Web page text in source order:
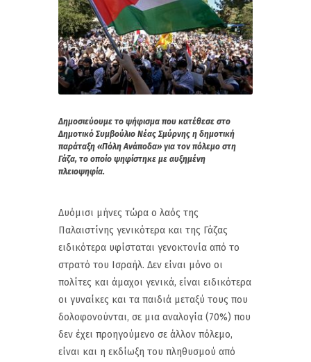
Δημοσιεύουμε το ψήφισμα που κατέθεσε στο
Δημοτικό Συμβούλιο Νέας Σμύρνης η δημοτική
παράταξη «Πόλη Ανάποδα» για τον πόλεμο στη
Γάζα, το οποίο ψηφίστηκε με αυξημένη
πλειοψηφία.
Δυόμισι μήνες τώρα ο λαός της
Παλαιστίνης γενικότερα και της Γάζας
ειδικότερα υφίσταται γενοκτονία από το
στρατό του Ισραήλ. Δεν είναι μόνο οι
πολίτες και άμαχοι γενικά, είναι ειδικότερα
οι γυναίκες και τα παιδιά μεταξύ τους που
δολοφονούνται, σε μια αναλογία (70%) που
δεν έχει προηγούμενο σε άλλον πόλεμο,
είναι και η εκδίωξη του πληθυσμού από